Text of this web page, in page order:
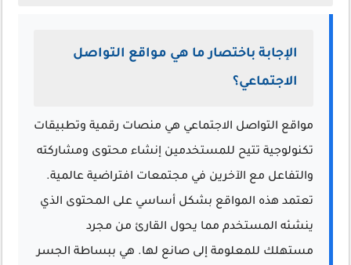
الإجابة باختصار ما هي مواقع التواصل
الاجتماعي؟
مواقع التواصل الاجتماعي هي منصات رقمية وتطبيقات
تكنولوجية تتيح للمستخدمين إنشاء محتوى ومشاركته
والتفاعل مع الآخرين في مجتمعات افتراضية عالمية.
تعتمد هذه المواقع بشكل أساسي على المحتوى الذي
ينشئه المستخدم مما يحول القارئ من مجرد
مستهلك للمعلومة إلى صانع لها. هي ببساطة الجسر